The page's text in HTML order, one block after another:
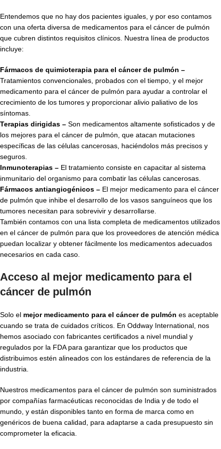
Entendemos que no hay dos pacientes iguales, y por eso contamos
con una oferta diversa de medicamentos para el cáncer de pulmón
que cubren distintos requisitos clínicos. Nuestra línea de productos
incluye:
Fármacos de quimioterapia para el cáncer de pulmón –
Tratamientos convencionales, probados con el tiempo, y el mejor
medicamento para el cáncer de pulmón para ayudar a controlar el
crecimiento de los tumores y proporcionar alivio paliativo de los
síntomas.
Terapias dirigidas – Son medicamentos altamente sofisticados y de
los mejores para el cáncer de pulmón, que atacan mutaciones
específicas de las células cancerosas, haciéndolos más precisos y
seguros.
Inmunoterapias – El tratamiento consiste en capacitar al sistema
inmunitario del organismo para combatir las células cancerosas.
Fármacos antiangiogénicos – El mejor medicamento para el cáncer
de pulmón que inhibe el desarrollo de los vasos sanguíneos que los
tumores necesitan para sobrevivir y desarrollarse.
También contamos con una lista completa de medicamentos utilizados
en el cáncer de pulmón para que los proveedores de atención médica
puedan localizar y obtener fácilmente los medicamentos adecuados
necesarios en cada caso.
Acceso al mejor medicamento para el
cáncer de pulmón
Solo el mejor medicamento para el cáncer de pulmón es aceptable
cuando se trata de cuidados críticos. En Oddway International, nos
hemos asociado con fabricantes certificados a nivel mundial y
regulados por la FDA para garantizar que los productos que
distribuimos estén alineados con los estándares de referencia de la
industria.
Nuestros medicamentos para el cáncer de pulmón son suministrados
por compañías farmacéuticas reconocidas de India y de todo el
mundo, y están disponibles tanto en forma de marca como en
genéricos de buena calidad, para adaptarse a cada presupuesto sin
comprometer la eficacia.